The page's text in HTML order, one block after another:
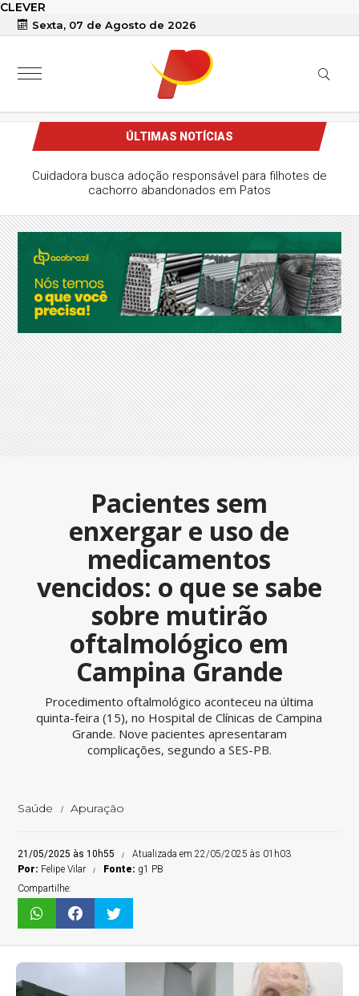
CLEVER
Sexta, 07 de Agosto de 2026
ÚLTIMAS NOTÍCIAS
Polícia Federal cumpre mandado contra investigado por
armazenar material de abuso sexual infantojuvenil em
Pacientes sem
enxergar e uso de
medicamentos
vencidos: o que se sabe
sobre mutirão
oftalmológico em
Campina Grande
Procedimento oftalmológico aconteceu na última
quinta-feira (15), no Hospital de Clínicas de Campina
Grande. Nove pacientes apresentaram
complicações, segundo a SES-PB.
Saúde Apuração
21/05/2025 às 10h55
Atualizada em 22/05/2025 às 01h03
Por: Felipe Vilar Fonte: g1 PB
Compartilhe: